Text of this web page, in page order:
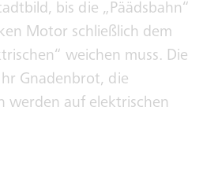
DER
/
bis die „Päädsbahn“
Motor schließlich dem
weichen muss. Die
Gnadenbrot, die
werden auf elektrischen